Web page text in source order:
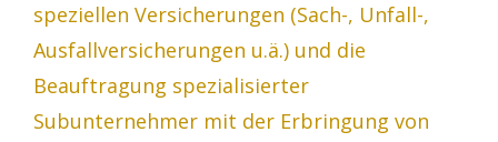
speziellen Versicherungen (Sach-, Unfall-,
Ausfallversicherungen u.ä.) und die
Beauftragung spezialisierter
Subunternehmer mit der Erbringung von